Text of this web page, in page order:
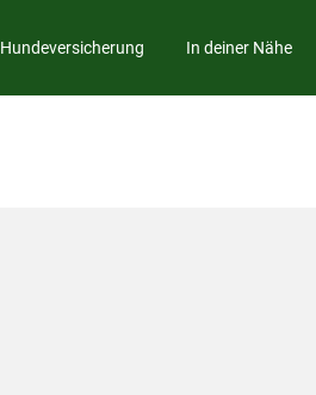
Hundeversicherung In deiner Nähe